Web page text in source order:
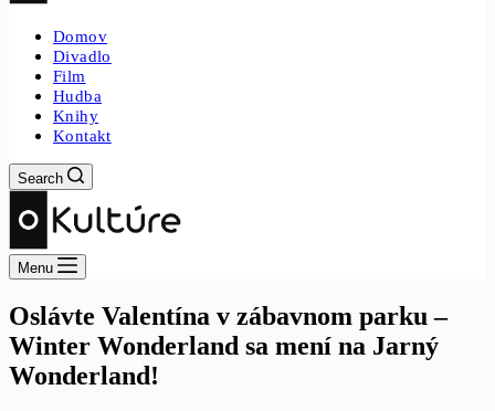
Domov
Divadlo
Film
Hudba
Knihy
Kontakt
Search
Menu
Oslávte Valentína v zábavnom parku –
Winter Wonderland sa mení na Jarný
Wonderland!